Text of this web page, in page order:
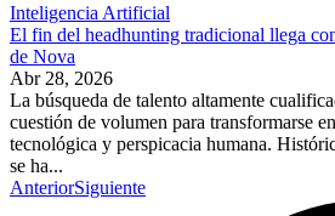
Inteligencia Artificial
El fin del headhunting tradicional llega
de Nova
Abr 28, 2026
La búsqueda de talento altamente
cuestión de volumen para transformarse
tecnológica y perspicacia humana.
se ha...
AnteriorSiguiente